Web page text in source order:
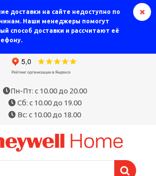
доставки на сайте недоступно по
Наши менеджеры помогут
способ доставки и рассчитают её
Пн-Пт: с 10.00 до 20.00
Сб: с 10.00 до 19.00
Вс: с 10.00 до 18.00